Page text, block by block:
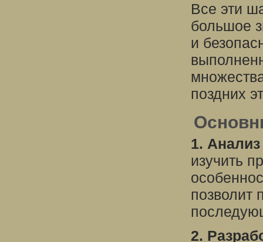
Все эти
большое
и
поздних
1.
изучить
позволит
2.